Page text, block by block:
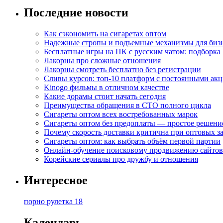
Последние новости
Как сэкономить на сигаретах оптом
Надежные стропы и подъемные механизмы для
Бесплатные игры на ПК с русским чатом: подборка
Лакорны про сложные отношения
Лакорны смотреть бесплатно без регистрации
Сливы курсов: топ-10 платформ с постоянными
Kinogo фильмы в отличном качестве
Какие дорамы стоит начать сегодня
Преимущества обращения в СТО полного цикла
Сигареты оптом всех востребованных марок
Сигареты оптом без предоплаты — простое
Почему скорость доставки критична при оптовых
Сигареты оптом: как выбрать объём первой партии
Онлайн-обучение поисковому продвижению сайтов
Корейские сериалы про дружбу и отношения
Интересное
порно рулетка 18